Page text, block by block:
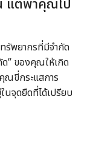
แต่พาคุณไป
พยากรที่มีจำกัด
ด” ของคุณให้เกิด
ณขี่กระแสการ
นจุดยืดที่ได้เปรียบ